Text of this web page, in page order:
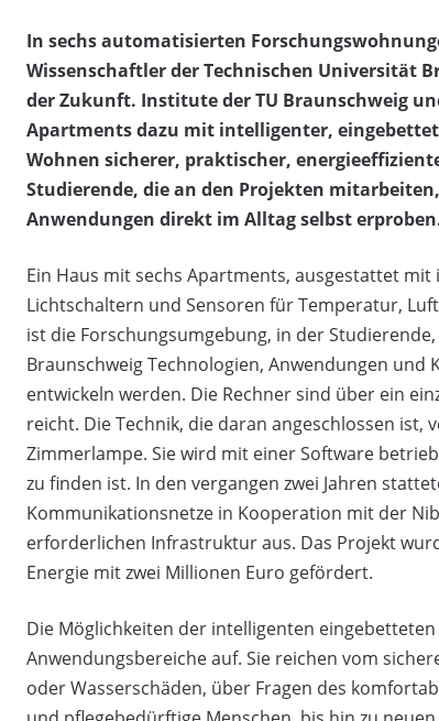
In sechs automatisierten
Wissenschaftler der Technischen Universität
der Zukunft. Institute der TU Braunschweig
Apartments dazu mit intelligenter,
Wohnen sicherer, praktischer,
Studierende, die an den Projekten
Anwendungen direkt im Alltag selbst
Ein Haus mit sechs Apartments, ausgestattet
Lichtschaltern und Sensoren für Temperatur,
ist die Forschungsumgebung, in der
Braunschweig Technologien, Anwendungen
entwickeln werden. Die Rechner sind über ein
reicht. Die Technik, die daran angeschlossen
Zimmerlampe. Sie wird mit einer Software
zu finden ist. In den vergangen zwei Jahren
Kommunikationsnetze in Kooperation mit der
erforderlichen Infrastruktur aus. Das Projekt
Energie mit zwei Millionen Euro gefördert.
Die Möglichkeiten der intelligenten
Anwendungsbereiche auf. Sie reichen vom
oder Wasserschäden, über Fragen des